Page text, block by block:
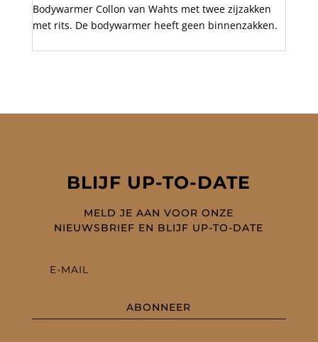
Bodywarmer Collon van Wahts met twee zijzakken
met rits. De bodywarmer heeft geen binnenzakken.
BLIJF UP-TO-DATE
MELD JE AAN VOOR ONZE
NIEUWSBRIEF EN BLIJF UP-TO-DATE
ABONNEER